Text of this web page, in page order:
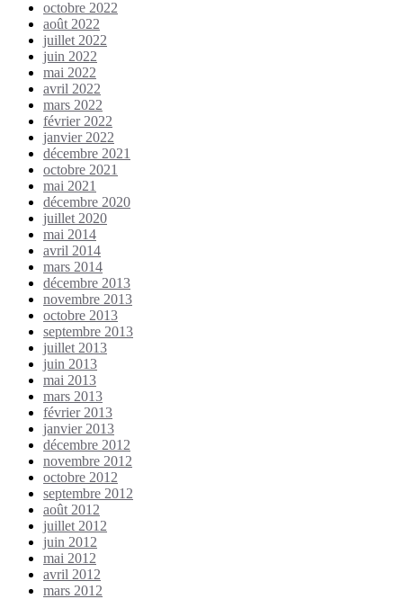
octobre 2022
août 2022
juillet 2022
juin 2022
mai 2022
avril 2022
mars 2022
février 2022
janvier 2022
décembre 2021
octobre 2021
mai 2021
décembre 2020
juillet 2020
mai 2014
avril 2014
mars 2014
décembre 2013
novembre 2013
octobre 2013
septembre 2013
juillet 2013
juin 2013
mai 2013
mars 2013
février 2013
janvier 2013
décembre 2012
novembre 2012
octobre 2012
septembre 2012
août 2012
juillet 2012
juin 2012
mai 2012
avril 2012
mars 2012